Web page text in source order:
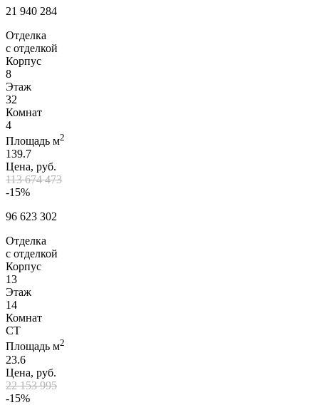
21 940 284
Отделка
с отделкой
Корпус
8
Этаж
32
Комнат
4
Площадь м2
139.7
Цена, руб.
113 674 473
-15%
96 623 302
Отделка
с отделкой
Корпус
13
Этаж
14
Комнат
СТ
Площадь м2
23.6
Цена, руб.
22 153 995
-15%